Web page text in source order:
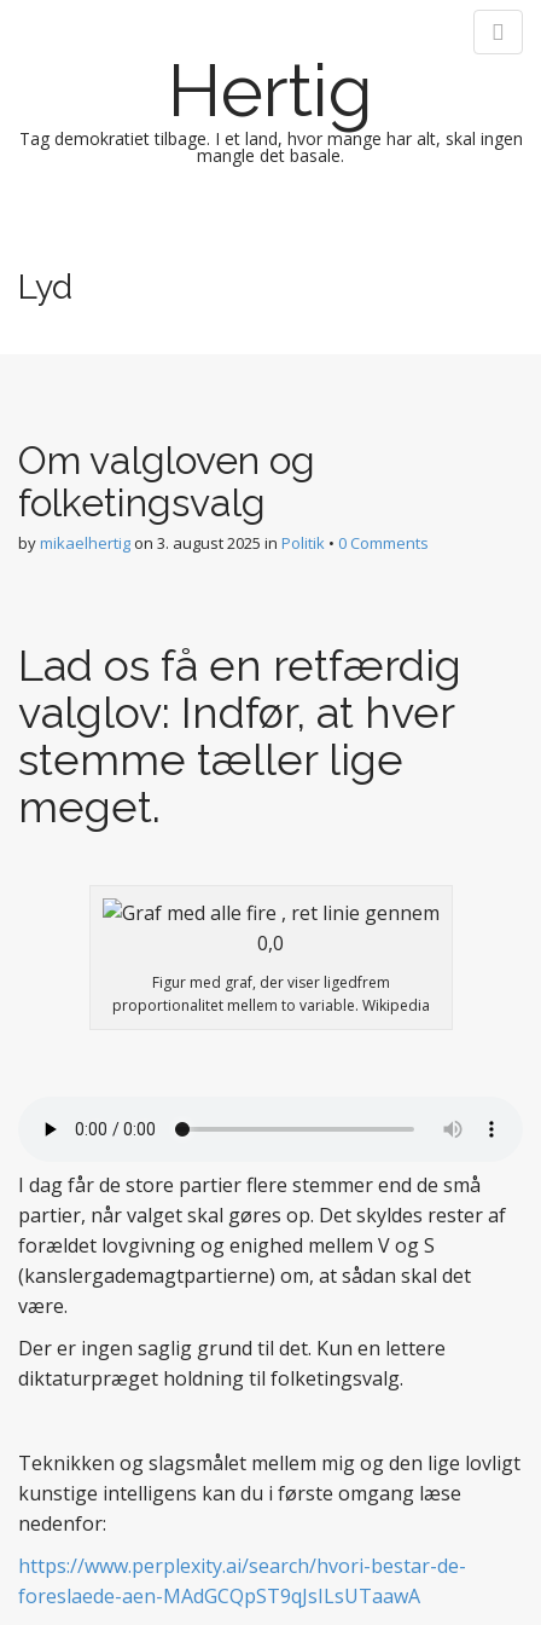
Hertig
Tag demokratiet tilbage. I et land, hvor mange har alt, skal ingen
mangle det basale.
i
n
p
e
n
t
Lyd
Om valgloven og
folketingsvalg
bymikaelhertigon 3. august 2025 in Politik • 0 Comments
Lad os få en retfærdig
valglov: Indfør, at hver
stemme tæller lige
meget.
Figur med graf, der viser ligedfrem
proportionalitet mellem to variable. Wikipedia
I dag får de store partier flere stemmer end de små
partier, når valget skal gøres op. Det skyldes rester af
forældet lovgivning og enighed mellem V og S
(kanslergademagtpartierne) om, at sådan skal det
være.
Der er ingen saglig grund til det. Kun en lettere
diktaturpræget holdning til folketingsvalg.
Teknikken og slagsmålet mellem mig og den lige lovligt
kunstige intelligens kan du i første omgang læse
nedenfor:
https://www.perplexity.ai/search/hvori-bestar-de-
foreslaede-aen-MAdGCQpST9qJsILsUTaawA